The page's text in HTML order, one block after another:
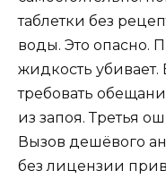
таблетки без
воды. Это опасно.
жидкость
требовать
из запоя. Третья
Вызов дешёвого
без лицензии